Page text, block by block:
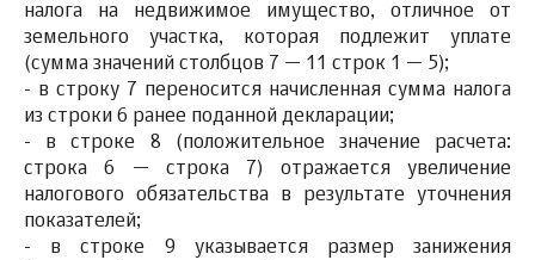
налога на недвижимое имущество, отличное от
земельного участка, которая подлежит уплате
(сумма значений столбцов 7 — 11 строк 1 — 5);
- в строку 7 переносится начисленная сумма налога
из строки 6 ранее поданной декларации;
- в строке 8 (положительное значение расчета:
строка 6 — строка 7) отражается увеличение
налогового обязательства в результате уточнения
показателей;
- в строке 9 указывается размер занижения